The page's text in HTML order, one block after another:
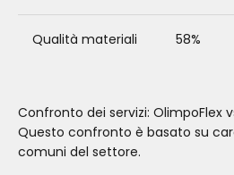
Qualità materiali 58%
Confronto dei servizi: OlimpoFlex
Questo confronto è basato su
comuni del settore.